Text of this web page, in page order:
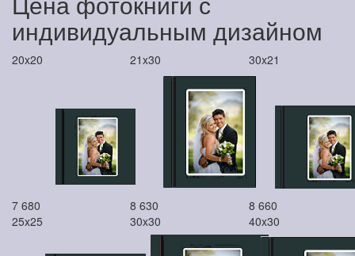
индивидуальным дизайном
20x20
7 680
21x30
8 630
30x21
8 660
25x25
30x30 40x30